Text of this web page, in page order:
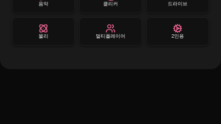
음악 클리커 드라이브
물리 멀티플레이어 2인용